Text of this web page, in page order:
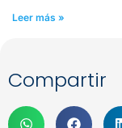
Leer más »
Compartir